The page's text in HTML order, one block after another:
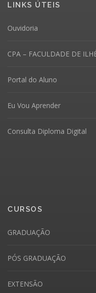
LINKS ÚTEIS
Ouvidoria
CPA – FACULDADE DE
Portal do Aluno
Eu Vou Aprender
Consulta Diploma Digital
CURSOS
GRADUAÇÃO
PÓS GRADUAÇÃO
EXTENSÃO